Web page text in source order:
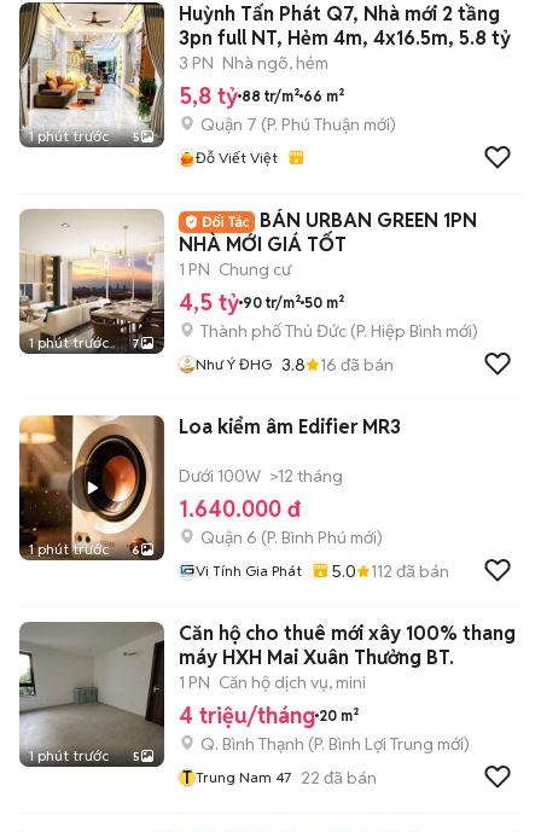
1 phút trước 5
Huỳnh Tấn Phát Q7, Nhà mới 2 tầng
3pn full NT, Hẻm 4m, 4x16.5m, 5.8 tỷ
3 PN Nhà ngõ, hẻm
5,8 tỷ 88 tr/m² 66 m²
Quận 7 (P. Phú Thuận mới)
Đỗ Viết Việt
1 phút trước 7
BÁN URBAN GREEN 1PN
NHÀ MỚI GIÁ TỐT
1 PN Chung cư
4,5 tỷ 90 tr/m² 50 m²
Thành phố Thủ Đức (P. Hiệp Bình mới)
Như Ý ĐHG 3.8 16 đã bán
1 phút trước 6
Loa kiểm âm Edifier MR3
Dưới 100W >12 tháng
1.640.000 đ
Quận 6 (P. Bình Phú mới)
Vi Tính Gia Phát 5.0 112 đã bán
1 phút trước 5
Căn hộ cho thuê mới xây 100% thang
máy HXH Mai Xuân Thưởng BT.
1 PN Căn hộ dịch vụ, mini
4 triệu/tháng 20 m²
Q. Bình Thạnh (P. Bình Lợi Trung mới)
T Trung Nam 47 22 đã bán